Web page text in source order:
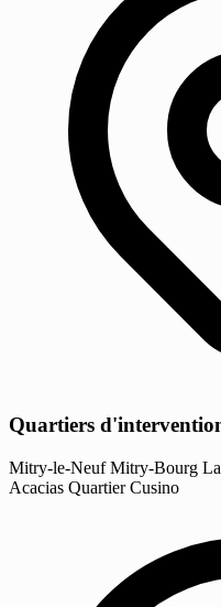
Quartiers
Mitry-le-NeufMitry-Bourg
Acacias Quartier Cusino